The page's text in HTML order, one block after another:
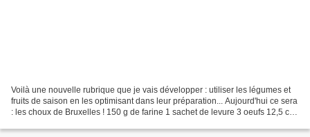
Voilà une nouvelle rubrique que je vais développer : utiliser les légumes et
fruits de saison en les optimisant dans leur préparation... Aujourd'hui ce sera
: les choux de Bruxelles ! 150 g de farine 1 sachet de levure 3 oeufs 12,5 cl